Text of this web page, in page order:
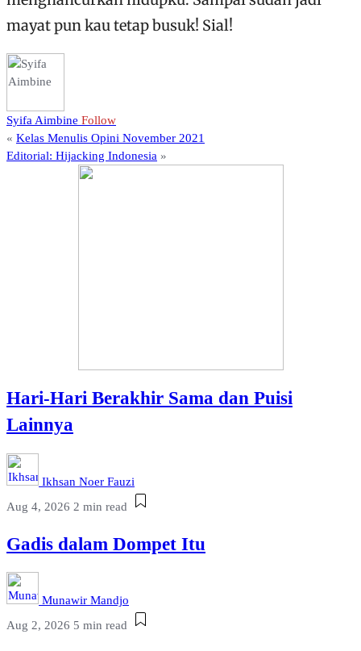
mayat pun kau tetap busuk! Sial!
Syifa Aimbine Follow
« Kelas Menulis Opini November 2021
Editorial: Hijacking Indonesia »
Hari-Hari Berakhir Sama dan Puisi
Lainnya
Ikhsan Noer Fauzi
Aug 4, 2026 2 min read
Gadis dalam Dompet Itu
Munawir Mandjo
Aug 2, 2026 5 min read